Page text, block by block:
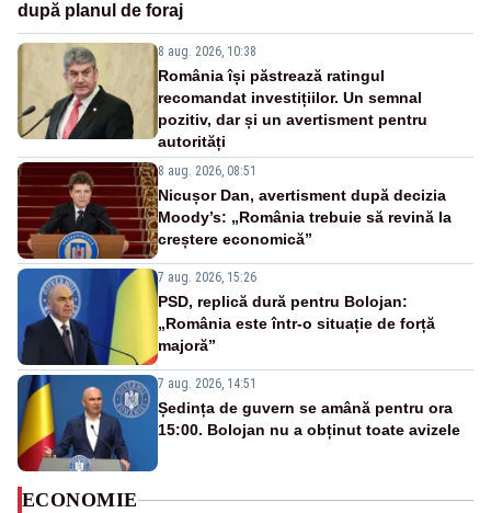
după planul de foraj
8 aug. 2026, 10:38
România își păstrează ratingul
recomandat investițiilor. Un semnal
pozitiv, dar și un avertisment pentru
autorități
8 aug. 2026, 08:51
Nicușor Dan, avertisment după decizia
Moody’s: „România trebuie să revină la
creștere economică”
7 aug. 2026, 15:26
PSD, replică dură pentru Bolojan:
„România este într-o situație de forță
majoră”
7 aug. 2026, 14:51
Ședința de guvern se amână pentru ora
15:00. Bolojan nu a obținut toate avizele
ECONOMIE